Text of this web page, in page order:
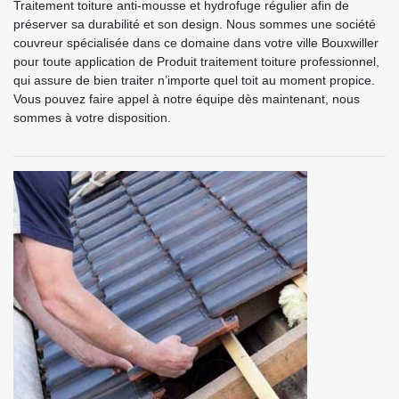
Traitement toiture anti-mousse et hydrofuge régulier afin de
préserver sa durabilité et son design. Nous sommes une société
couvreur spécialisée dans ce domaine dans votre ville Bouxwiller
pour toute application de Produit traitement toiture professionnel,
qui assure de bien traiter n’importe quel toit au moment propice.
Vous pouvez faire appel à notre équipe dès maintenant, nous
sommes à votre disposition.